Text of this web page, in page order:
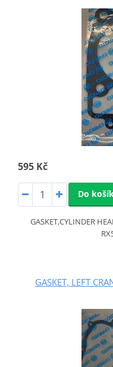
595 Kč
Do
GASKET,CYLINDER
GASKET, LEFT